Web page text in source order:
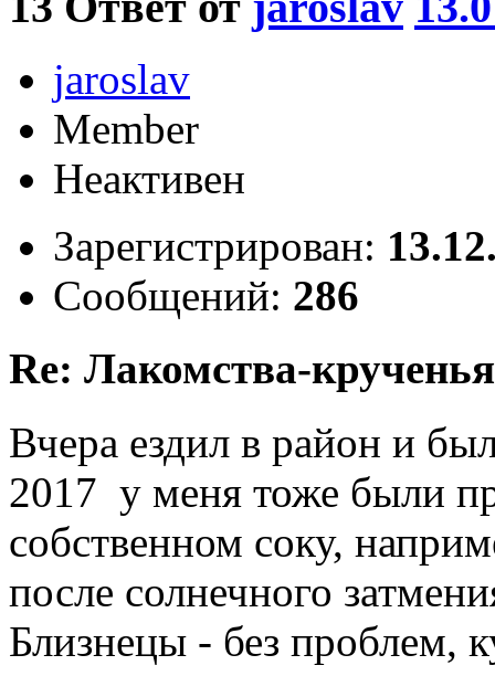
jaroslav
Member
Неактивен
Зарегистрирован:
Сообщений: 286
Re: Лакомства-крученья
Вчера ездил в район и
2017 у меня тоже были
собственном соку,
после солнечного
Близнецы - без проблем,